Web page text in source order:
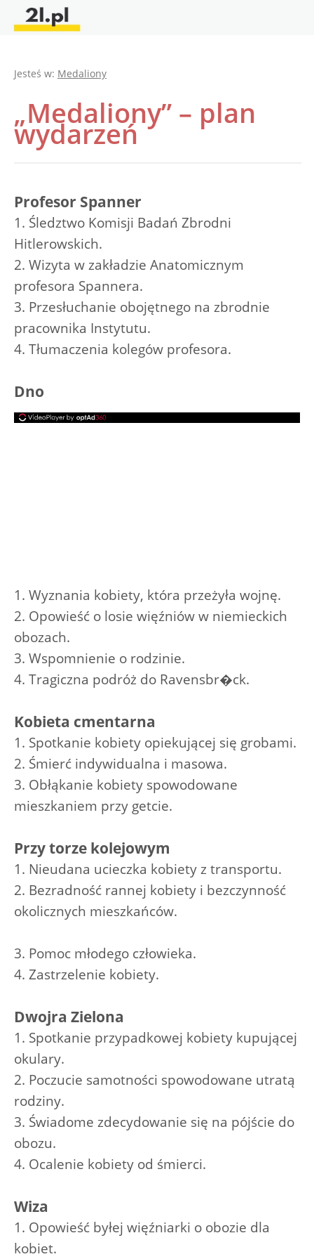
Jesteś w: Medaliony
„Medaliony” – plan
wydarzeń
Profesor Spanner
1. Śledztwo Komisji Badań Zbrodni
Hitlerowskich.
2. Wizyta w zakładzie Anatomicznym
profesora Spannera.
3. Przesłuchanie obojętnego na zbrodnie
pracownika Instytutu.
4. Tłumaczenia kolegów profesora.
Dno
1. Wyznania kobiety, która przeżyła wojnę.
2. Opowieść o losie więźniów w niemieckich
obozach.
3. Wspomnienie o rodzinie.
4. Tragiczna podróż do Ravensbr�ck.
Kobieta cmentarna
1. Spotkanie kobiety opiekującej się grobami.
2. Śmierć indywidualna i masowa.
3. Obłąkanie kobiety spowodowane
mieszkaniem przy getcie.
Przy torze kolejowym
1. Nieudana ucieczka kobiety z transportu.
2. Bezradność rannej kobiety i bezczynność
okolicznych mieszkańców.
3. Pomoc młodego człowieka.
4. Zastrzelenie kobiety.
Dwojra Zielona
1. Spotkanie przypadkowej kobiety kupującej
okulary.
2. Poczucie samotności spowodowane utratą
rodziny.
3. Świadome zdecydowanie się na pójście do
obozu.
4. Ocalenie kobiety od śmierci.
Wiza
1. Opowieść byłej więźniarki o obozie dla
kobiet.